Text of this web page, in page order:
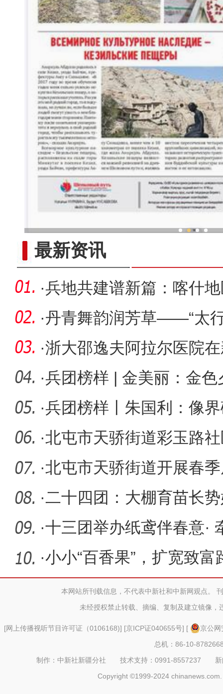
最新资讯
·兵地共建谱新篇：喀什
行到第一
·丹青舞韵润芳草——“太
疆两地
·浙大邵逸夫阿拉尔医院
5G+AR远程
·兵团榜样 | 金美丽：金
·兵团榜样丨朱国利：像
·北屯市天骄街道彩玉路
校园
·北屯市天骄街道开展春
患大检查
·二十四团：大棚育苗长
·十三团举办纸鸢伴春意·
赛
·小小“百香果”，扩宽致富
本网站所刊载信息，不代表中新社和中新网观点。
未经授权禁止转载、摘编、复制及建立镜像，
[网上传播视听节目许可证（0106168)] [京ICP证040655号] [
京公
总机：86-10-
制作：中新社新疆分社 技术支持：0991-8557237
Copyright ©1999-2024